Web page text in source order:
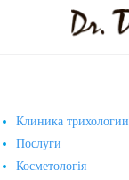
Клиника трихологии
Послуги
Косметологія